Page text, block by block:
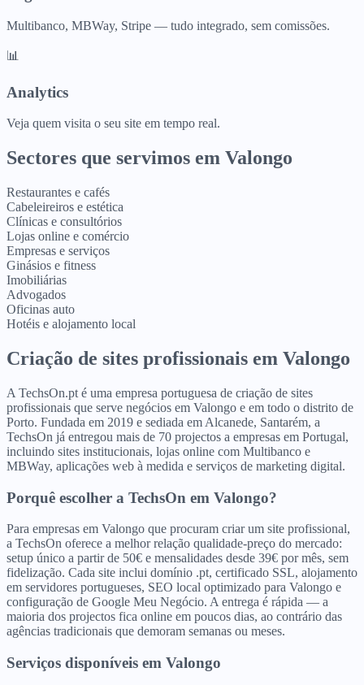
Multibanco, MBWay, Stripe — tudo integrado, sem comissões.
📊
Analytics
Veja quem visita o seu site em tempo real.
Sectores que servimos em Valongo
Restaurantes e cafés
Cabeleireiros e estética
Clínicas e consultórios
Lojas online e comércio
Empresas e serviços
Ginásios e fitness
Imobiliárias
Advogados
Oficinas auto
Hotéis e alojamento local
Criação de sites profissionais em Valongo
A TechsOn.pt é uma empresa portuguesa de criação de sites
profissionais que serve negócios em Valongo e em todo o distrito de
Porto. Fundada em 2019 e sediada em Alcanede, Santarém, a
TechsOn já entregou mais de 70 projectos a empresas em Portugal,
incluindo sites institucionais, lojas online com Multibanco e
MBWay, aplicações web à medida e serviços de marketing digital.
Porquê escolher a TechsOn em Valongo?
Para empresas em Valongo que procuram criar um site profissional,
a TechsOn oferece a melhor relação qualidade-preço do mercado:
setup único a partir de 50€ e mensalidades desde 39€ por mês, sem
fidelização. Cada site inclui domínio .pt, certificado SSL, alojamento
em servidores portugueses, SEO local optimizado para Valongo e
configuração de Google Meu Negócio. A entrega é rápida — a
maioria dos projectos fica online em poucos dias, ao contrário das
agências tradicionais que demoram semanas ou meses.
Serviços disponíveis em Valongo